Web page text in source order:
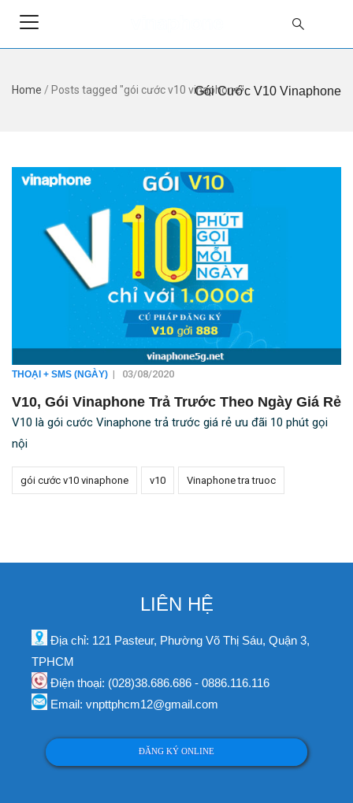
Gói Cước V10 Vinaphone
Home / Posts tagged "gói cước v10 vinaphone"
THOẠI + SMS (NGÀY) | 03/08/2020
V10, Gói Vinaphone Trả Trước Theo Ngày Giá Rẻ
V10 là gói cước Vinaphone trả trước giá rẻ ưu đãi 10 phút gọi
nội
gói cước v10 vinaphone v10 Vinaphone tra truoc
LIÊN HỆ
Địa chỉ: 121 Pasteur, Phường Võ Thị Sáu, Quận 3,
TPHCM
Điện thoại: (028)38.686.686 - 0886.116.116
Email: vnpttphcm12@gmail.com
ĐĂNG KÝ ONLINE